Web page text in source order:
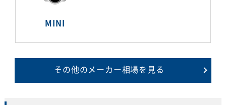
MINI
その他のメーカー相場を見る